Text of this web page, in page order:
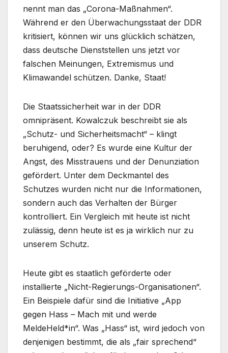
nennt man das „Corona-Maßnahmen“.
Während er den Überwachungsstaat der DDR
kritisiert, können wir uns glücklich schätzen,
dass deutsche Dienststellen uns jetzt vor
falschen Meinungen, Extremismus und
Klimawandel schützen. Danke, Staat!
Die Staatssicherheit war in der DDR
omnipräsent. Kowalczuk beschreibt sie als
„Schutz- und Sicherheitsmacht“ – klingt
beruhigend, oder? Es wurde eine Kultur der
Angst, des Misstrauens und der Denunziation
gefördert. Unter dem Deckmantel des
Schutzes wurden nicht nur die Informationen,
sondern auch das Verhalten der Bürger
kontrolliert. Ein Vergleich mit heute ist nicht
zulässig, denn heute ist es ja wirklich nur zu
unserem Schutz.
Heute gibt es staatlich geförderte oder
installierte „Nicht-Regierungs-Organisationen“.
Ein Beispiele dafür sind die Initiative „App
gegen Hass – Mach mit und werde
MeldeHeld*in“. Was „Hass“ ist, wird jedoch von
denjenigen bestimmt, die als „fair sprechend“